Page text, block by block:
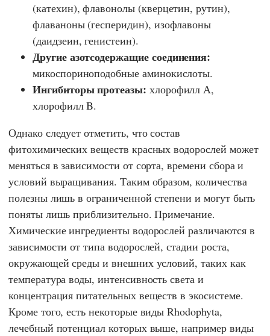
(катехин), флавонолы (кверцетин, рутин),
флаваноны (гесперидин), изофлавоны
(даидзеин, генистеин).
Другие азотсодержащие соединения:
микоспориноподобные аминокислоты.
Ингибиторы протеазы: хлорофилл А,
хлорофилл B.
Однако следует отметить, что состав
фитохимических веществ красных водорослей может
меняться в зависимости от сорта, времени сбора и
условий выращивания. Таким образом, количества
полезны лишь в ограниченной степени и могут быть
поняты лишь приблизительно. Примечание.
Химические ингредиенты водорослей различаются в
зависимости от типа водорослей, стадии роста,
окружающей среды и внешних условий, таких как
температура воды, интенсивность света и
концентрация питательных веществ в экосистеме.
Кроме того, есть некоторые виды Rhodophyta,
лечебный потенциал которых выше, например виды